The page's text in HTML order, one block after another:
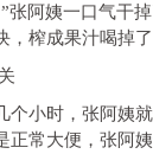
张阿姨一口气干
，榨成果汁喝掉了
个小时，张阿姨
正常大便，张阿